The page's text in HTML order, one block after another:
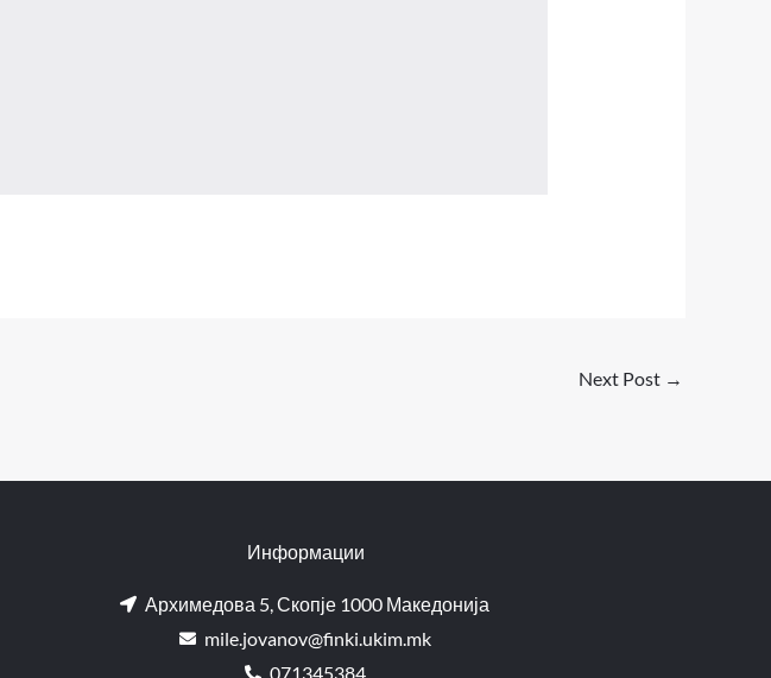
Next Post →
Информации
Архимедова 5, Скопје 1000 Македонија
mile.jovanov@finki.ukim.mk​
071345384